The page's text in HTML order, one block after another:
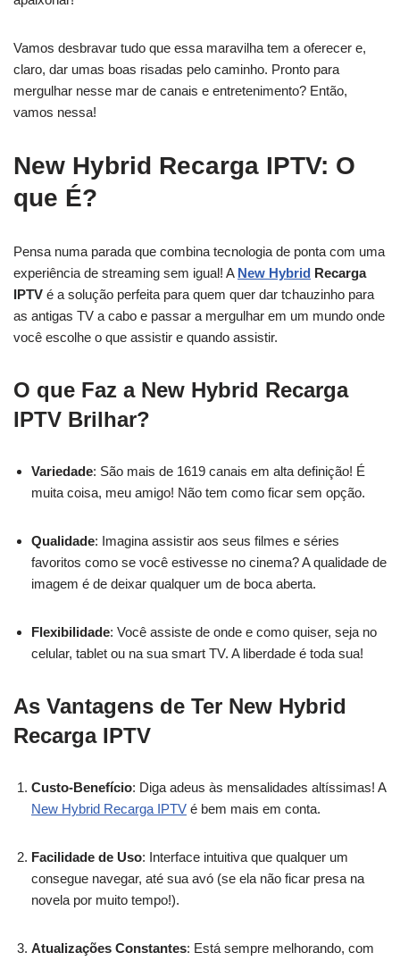
Vamos desbravar tudo que essa maravilha tem a oferecer e,
claro, dar umas boas risadas pelo caminho. Pronto para
mergulhar nesse mar de canais e entretenimento? Então,
vamos nessa!
New Hybrid Recarga IPTV: O
que É?
Pensa numa parada que combina tecnologia de ponta com uma
experiência de streaming sem igual! A New Hybrid Recarga
IPTV é a solução perfeita para quem quer dar tchauzinho para
as antigas TV a cabo e passar a mergulhar em um mundo onde
você escolhe o que assistir e quando assistir.
O que Faz a New Hybrid Recarga
IPTV Brilhar?
Variedade: São mais de 1619 canais em alta definição! É
muita coisa, meu amigo! Não tem como ficar sem opção.
Qualidade: Imagina assistir aos seus filmes e séries
favoritos como se você estivesse no cinema? A qualidade de
imagem é de deixar qualquer um de boca aberta.
Flexibilidade: Você assiste de onde e como quiser, seja no
celular, tablet ou na sua smart TV. A liberdade é toda sua!
As Vantagens de Ter New Hybrid
Recarga IPTV
Custo-Benefício: Diga adeus às mensalidades altíssimas! A
New Hybrid Recarga IPTV é bem mais em conta.
Facilidade de Uso: Interface intuitiva que qualquer um
consegue navegar, até sua avó (se ela não ficar presa na
novela por muito tempo!).
Atualizações Constantes: Está sempre melhorando, com